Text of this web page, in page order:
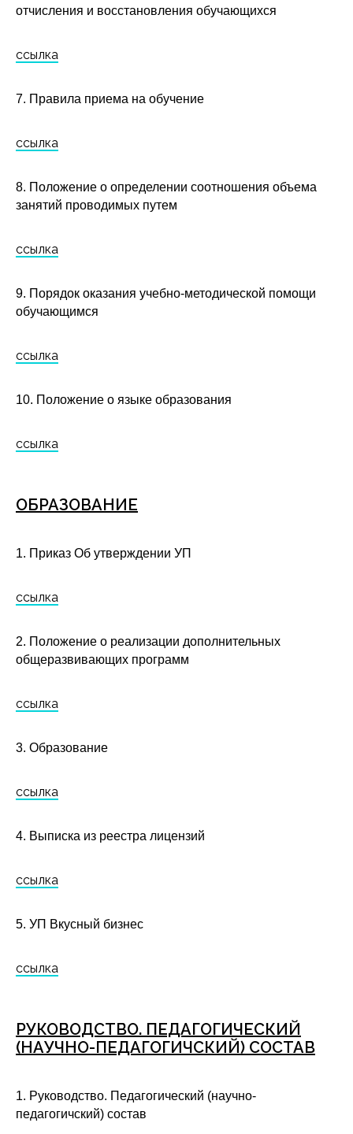
отчисления и восстановления обучающихся
ссылка
7. Правила приема на обучение
ссылка
8. Положение о определении соотношения объема
занятий проводимых путем
ссылка
9. Порядок оказания учебно-методической помощи
обучающимся
ссылка
10. Положение о языке образования
ссылка
ОБРАЗОВАНИЕ
1. Приказ Об утверждении УП
ссылка
2. Положение о реализации дополнительных
общеразвивающих программ
ссылка
3. Образование
ссылка
4. Выписка из реестра лицензий
ссылка
5. УП Вкусный бизнес
ссылка
РУКОВОДСТВО. ПЕДАГОГИЧЕСКИЙ
(НАУЧНО-ПЕДАГОГИЧСКИЙ) СОСТАВ
1. Руководство. Педагогический (научно-
педагогичский) состав